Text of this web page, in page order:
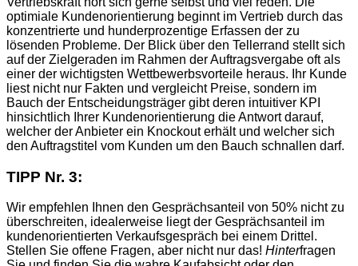
optimiale Kundenorientierung beginnt im Vertrieb durch das
konzentrierte und hunderprozentige Erfassen der zu
lösenden Probleme. Der Blick über den Tellerrand stellt sich
auf der Zielgeraden im Rahmen der Auftragsvergabe oft als
einer der wichtigsten Wettbewerbsvorteile heraus. Ihr Kunde
liest nicht nur Fakten und vergleicht Preise, sondern im
Bauch der Entscheidungsträger gibt deren intuitiver KPI
hinsichtlich Ihrer Kundenorientierung die Antwort darauf,
welcher der Anbieter ein Knockout erhält und welcher sich
den Auftragstitel vom Kunden um den Bauch schnallen darf.
TIPP Nr. 3:
Wir empfehlen Ihnen den Gesprächsanteil von 50% nicht zu
überschreiten, idealerweise liegt der Gesprächsanteil im
kundenorientierten Verkaufsgespräch bei einem Drittel.
Stellen Sie offene Fragen, aber nicht nur das! Hinterfragen